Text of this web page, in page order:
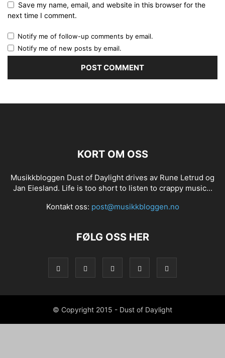
Save my name, email, and website in this browser for the
next time I comment.
Notify me of follow-up comments by email.
Notify me of new posts by email.
KORT OM OSS
Musikkbloggen Dust of Daylight drives av Rune Letrud og
Jan Eiesland. Life is too short to listen to crappy music...
Kontakt oss: post@musikkbloggen.no
FØLG OSS HER
© Copyright 2015 - Dust of Daylight